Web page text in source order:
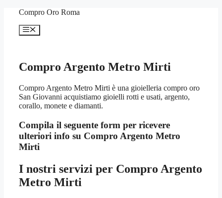
contenuto
Compro Oro Roma
Menu
Compro Argento Metro Mirti
Compro Argento Metro Mirti è una gioielleria compro oro
San Giovanni acquistiamo gioielli rotti e usati, argento,
corallo, monete e diamanti.
Compila il seguente form per ricevere
ulteriori info su Compro Argento Metro
Mirti
I nostri servizi per Compro Argento
Metro Mirti